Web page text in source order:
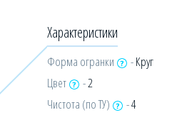
Характеристики
Форма огранки -Круг
Цвет
-2
Чистота (по ТУ)
-4